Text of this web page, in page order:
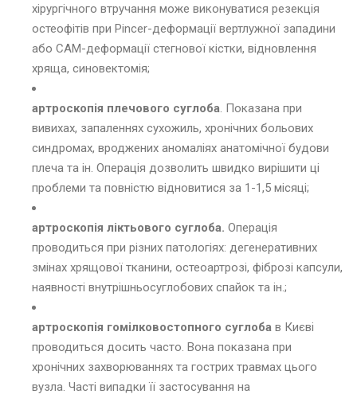
хірургічного втручання може виконуватися резекція
остеофітів при Pincer-деформації вертлужної западини
або CAM-деформації стегнової кістки, відновлення
хряща, синовектомія;
артроскопія плечового суглоба. Показана при
вивихах, запаленнях сухожиль, хронічних больових
синдромах, вроджених аномаліях анатомічної будови
плеча та ін. Операція дозволить швидко вирішити ці
проблеми та повністю відновитися за 1-1,5 місяці;
артроскопія ліктьового суглоба. Операція
проводиться при різних патологіях: дегенеративних
змінах хрящової тканини, остеоартрозі, фіброзі капсули,
наявності внутрішньосуглобових спайок та ін.;
артроскопія гомілковостопного суглоба в Києві
проводиться досить часто. Вона показана при
хронічних захворюваннях та гострих травмах цього
вузла. Часті випадки її застосування на